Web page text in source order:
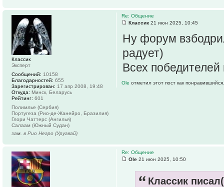
Re: Общение
Классик 21 июн 2025, 10:45
Ну форум
радует)
Всех
Ole отметил этот пост как понравившийся.
Классик
Эксперт
Сообщений: 10158
Благодарностей: 655
Зарегистрирован: 17 апр 2008, 19:48
Откуда: Минск, Беларусь
Рейтинг: 601
Полимлье (Сербия)
Португеза (Рио-де-Жанейро, Бразилия)
Глори Чаттерс (Ангилья)
Салаам (Южный Судан)
зам. в Рио Негро (Уругвай)
Re: Общение
Ole 21 июн 2025, 10:50
Классик